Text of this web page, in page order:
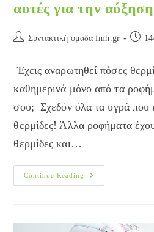
αυτές για την
Post Συντακτική ομάδα fmh.gr
Post
Έχεις αναρωτηθεί πόσες
καθημερινά μόνο από τα
σου; Σχεδόν όλα τα υγρά που
θερμίδες! Άλλα ροφήματα
θερμίδες και…
Continue Reading
Υγρές
Θερμίδες:
Την